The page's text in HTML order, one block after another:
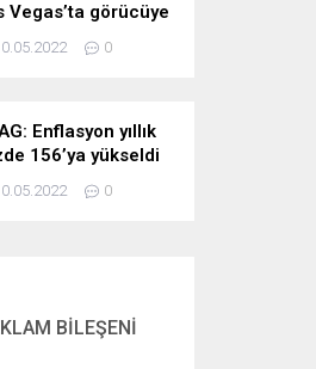
Vegas’ta görücüye
0
Enflasyon yıllık
156’ya yükseldi
0
BİLEŞENİ